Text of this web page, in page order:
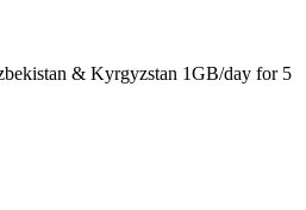
& Kyrgyzstan 1GB/day for 5